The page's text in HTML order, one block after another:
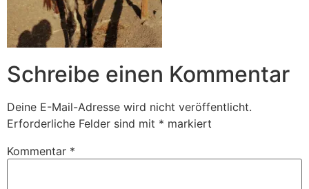
Schreibe einen Kommentar
Deine E-Mail-Adresse wird nicht veröffentlicht.
Erforderliche Felder sind mit * markiert
Kommentar *